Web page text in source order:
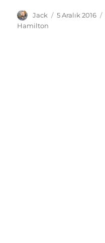
Yazar
Jack
Yayın
5 Aralık 2016
Hamilton